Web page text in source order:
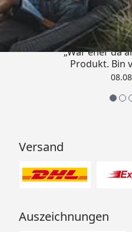
„War eher da
Produkt. Bin
Versand
Auszeichnungen